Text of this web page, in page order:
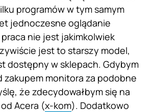
programów w tym samym
jednoczesne oglądanie
nie jest jakimkolwiek
jest to starszy model,
dostępny w sklepach. Gdybym
zakupem monitora za podobne
że zdecydowałbym się na
Acera (x-kom). Dodatkowo